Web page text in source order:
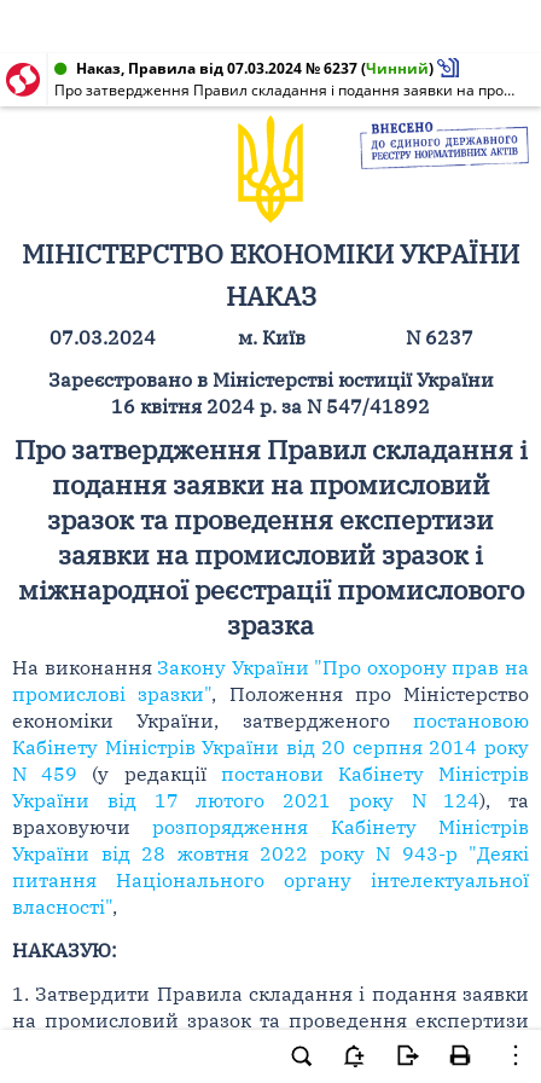
Наказ, Правила від 07.03.2024 № 6237(Чинний)
Про затвердження Правил складання і подання заявки на промисловий зразок та проведення експертизи заявки на промисловий зразок і міжнародної реєстрації промислового зразка